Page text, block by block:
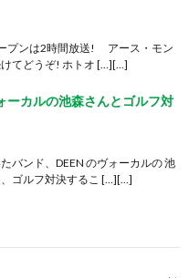
プンは2時間放送! アース・モン
てどうぞ! ホトオ […][…]
ーカルの池森さんとゴルフ対
バンド、DEEN のヴォーカルの 池
ゴルフ対決するこ […][…]